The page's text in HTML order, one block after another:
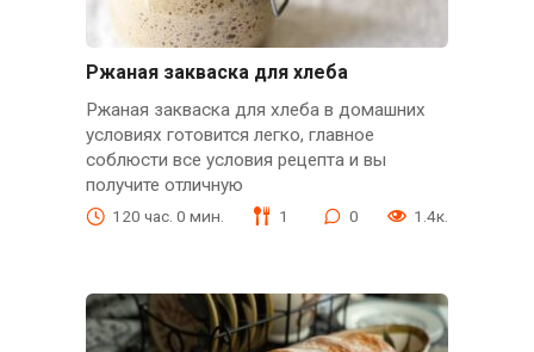
Ржаная закваска для хлеба
Ржаная закваска для хлеба в домашних
условиях готовится легко, главное
соблюсти все условия рецепта и вы
получите отличную
120 час. 0 мин. 1 0 1.4к.